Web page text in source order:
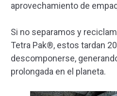
aprovechamiento de
Si no separamos y
Tetra Pak®, estos tardan
descomponerse,
prolongada en el planeta.